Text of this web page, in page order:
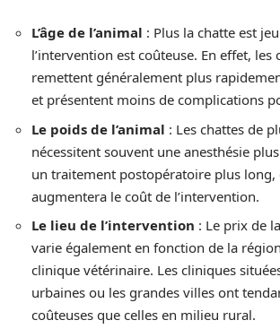
L’âge de l’animal : Plus la chatte est
l’intervention est coûteuse. En effet, les
remettent généralement plus
et présentent moins de complications
Le poids de l’animal : Les chattes de
nécessitent souvent une anesthésie
un traitement postopératoire plus long,
augmentera le coût de l’intervention.
Le lieu de l’intervention : Le prix de
varie également en fonction de la
clinique vétérinaire. Les cliniques
urbaines ou les grandes villes ont
coûteuses que celles en milieu rural.